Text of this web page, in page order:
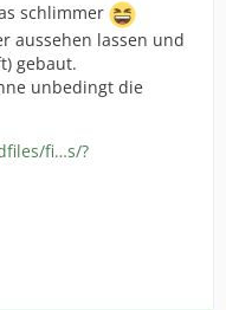
schlimmer
aussehen lassen und
gebaut.
unbedingt die
fi…s/?